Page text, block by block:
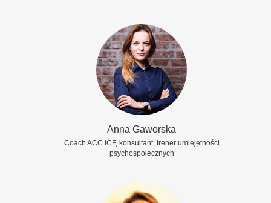
Anna Gaworska
Coach ACC ICF, konsultant, trener umiejętności
psychospołecznych